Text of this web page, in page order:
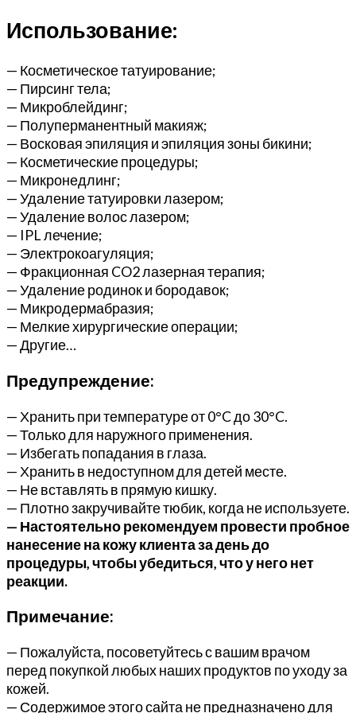
Использование:
— Косметическое татуирование;
— Пирсинг тела;
— Микроблейдинг;
— Полуперманентный макияж;
— Восковая эпиляция и эпиляция зоны бикини;
— Косметические процедуры;
— Микронедлинг;
— Удаление татуировки лазером;
— Удаление волос лазером;
— IPL лечение;
— Электрокоагуляция;
— Фракционная CO2 лазерная терапия;
— Удаление родинок и бородавок;
— Микродермабразия;
— Мелкие хирургические операции;
— Другие…
Предупреждение:
— Хранить при температуре от 0°C до 30°C.
— Только для наружного применения.
— Избегать попадания в глаза.
— Хранить в недоступном для детей месте.
— Не вставлять в прямую кишку.
— Плотно закручивайте тюбик, когда не используете.
— Настоятельно рекомендуем провести пробное
нанесение на кожу клиента за день до
процедуры, чтобы убедиться, что у него нет
реакции.
Примечание:
— Пожалуйста, посоветуйтесь с вашим врачом
перед покупкой любых наших продуктов по уходу за
кожей.
— Содержимое этого сайта не предназначено для